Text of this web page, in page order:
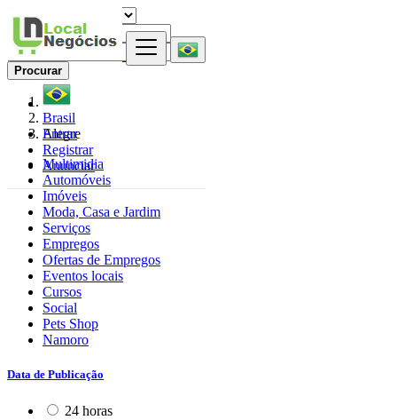
Entrar
Registrar
Anunciar
Procurar
Brasil
Alegre
Multimidia
Automóveis
Imóveis
Moda, Casa e Jardim
Serviços
Empregos
Ofertas de Empregos
Eventos locais
Cursos
Social
Pets Shop
Namoro
Data de Publicação
24 horas